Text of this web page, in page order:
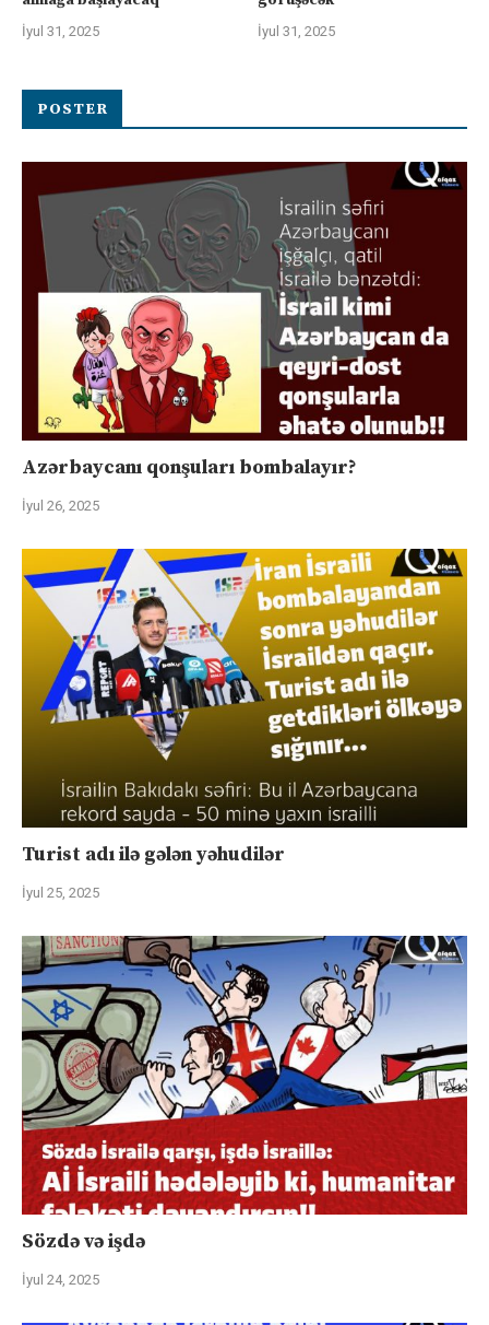
İyul 31, 2025 İyul 31, 2025
POSTER
Azərbaycanı qonşuları bombalayır?
İyul 26, 2025
Turist adı ilə gələn yəhudilər
İyul 25, 2025
Sözdə və işdə
İyul 24, 2025